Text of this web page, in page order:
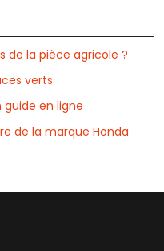
de la pièce agricole ?
verts
guide en ligne
de la marque Honda